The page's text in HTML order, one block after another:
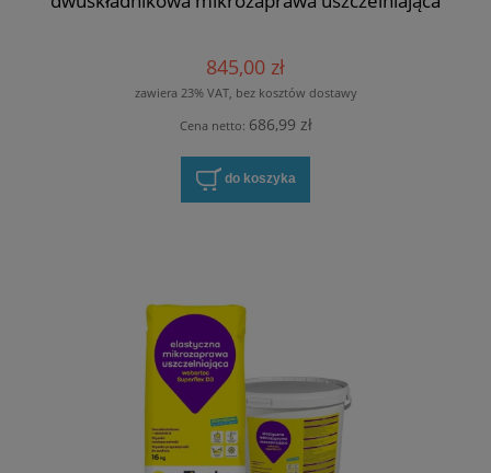
845,00 zł
zawiera 23% VAT, bez kosztów dostawy
Cena netto: 686,99 zł
do koszyka